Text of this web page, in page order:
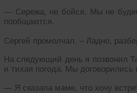
— Сережа, не бойся. Мы не будем
пообщаются.
Сергей промолчал. – Ладно,
На следующий день я позвонил
и тихая погода. Мы договорились
— Я сказала маме, что хочу